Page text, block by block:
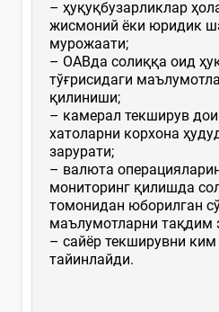
– ҳуқуқбузарликлар
жисмоний ёки юридик
мурожаати;
– ОАВда солиққа оид
тўғрисидаги
қилиниши;
– камерал текширув
хатоларни корхона
зарурати;
– валюта
мониторинг қилишда
томонидан юборилган
маълумотларни тақдим
– сайёр текширувни
тайинлайди.